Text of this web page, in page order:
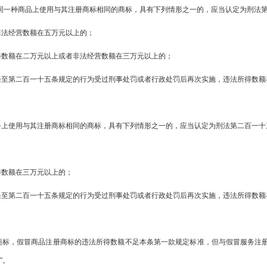
种商品上使用与其注册商标相同的商标，具有下列情形之一的，应当认定为刑法
经营数额在五万元以上的；
额在二万元以上或者非法经营数额在三万元以上的；
第二百一十五条规定的行为受过刑事处罚或者行政处罚后再次实施，违法所得数
使用与其注册商标相同的商标，具有下列情形之一的，应当认定为刑法第二百一
额在三万元以上的；
第二百一十五条规定的行为受过刑事处罚或者行政处罚后再次实施，违法所得数
，假冒商品注册商标的违法所得数额不足本条第一款规定标准，但与假冒服务